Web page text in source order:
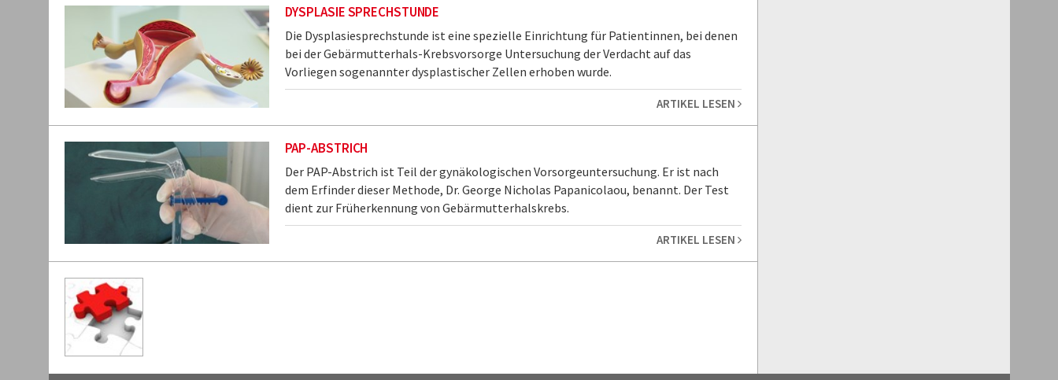
DYSPLASIE SPRECHSTUNDE
Die Dysplasiesprechstunde ist eine spezielle Einrichtung für Patientinnen, bei denen
bei der Gebärmutterhals-Krebsvorsorge Untersuchung der Verdacht auf das
Vorliegen sogenannter dysplastischer Zellen erhoben wurde.
ARTIKEL LESEN
PAP-ABSTRICH
Der PAP-Abstrich ist Teil der gynäkologischen Vorsorgeuntersuchung. Er ist nach
dem Erfinder dieser Methode, Dr. George Nicholas Papanicolaou, benannt. Der Test
dient zur Früherkennung von Gebärmutterhalskrebs.
ARTIKEL LESEN